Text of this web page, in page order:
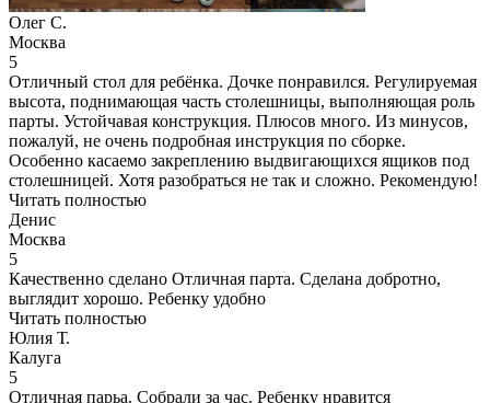
Олег С.
Москва
5
Отличный стол для ребёнка. Дочке понравился. Регулируемая
высота, поднимающая часть столешницы, выполняющая роль
парты. Устойчавая конструкция. Плюсов много. Из минусов,
пожалуй, не очень подробная инструкция по сборке.
Особенно касаемо закреплению выдвигающихся ящиков под
столешницей. Хотя разобраться не так и сложно. Рекомендую!
Читать полностью
Денис
Москва
5
Качественно сделано Отличная парта. Сделана добротно,
выглядит хорошо. Ребенку удобно
Читать полностью
Юлия Т.
Калуга
5
Отличная парьа. Собрали за час. Ребенку нравится